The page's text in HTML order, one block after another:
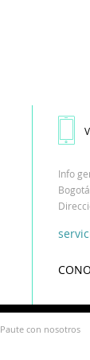
Info
Paute con nosotros